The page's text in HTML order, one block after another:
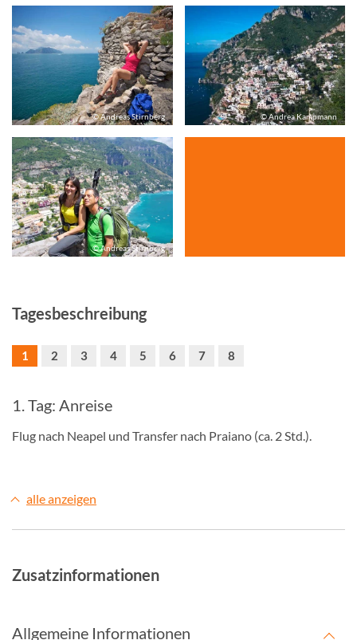
© Andreas Stirnberg © Andrea Kampmann
© Andreas Stirnberg
Tagesbeschreibung
1 2 3 4 5 6 7 8
1. Tag: Anreise
Flug nach Neapel und Transfer nach Praiano (ca. 2 Std.).
alle anzeigen
Zusatzinformationen
Allgemeine Informationen